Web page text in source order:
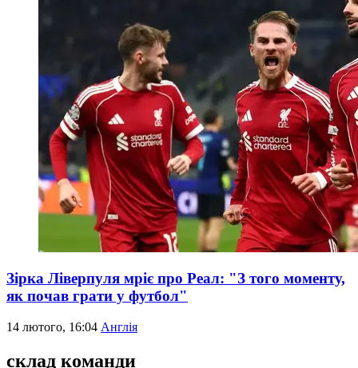
Зірка Ліверпуля мріє про Реал: "З того моменту,
як почав грати у футбол"
14 лютого, 16:04 Англія
склад команди